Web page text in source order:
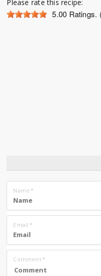
Please rate this recipe:
5.00 Ratings.
Name *
Email *
Comment*